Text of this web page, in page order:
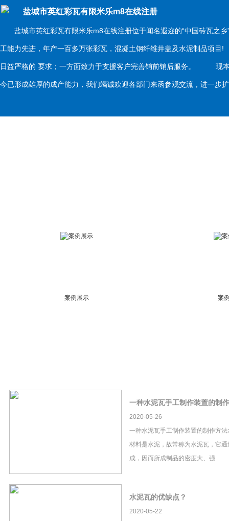
盐城市英红彩瓦有限米乐m8在线注册
盐城市英红彩瓦有限米乐m8在线注册位于闻名遐迩的“中国砖瓦之乡
工能力先进，年产一百多万张彩瓦，混凝土钢纤维井盖及水泥制品项
日益严格的 要求；一方面致力于支援客户完善销前销后服务。 现本
今已形成雄厚的成产能力，我们竭诚欢迎各部门来函参观交流，进一
案例展示 案
一种水泥瓦手工制作装置的制
2020-05-26
一种水泥瓦手工制作装置的制作方
材料是水泥，故常称为水泥瓦，它
成，因而所成制品的密度大、强
水泥瓦的优缺点？
2020-05-22